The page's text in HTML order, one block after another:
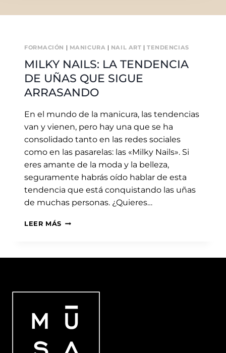
FORMACIÓN | MANICURA | NAIL ART |TENDENCIAS
MILKY NAILS: LA TENDENCIA
DE UÑAS QUE SIGUE
ARRASANDO
En el mundo de la manicura, las tendencias
van y vienen, pero hay una que se ha
consolidado tanto en las redes sociales
como en las pasarelas: las «Milky Nails». Si
eres amante de la moda y la belleza,
seguramente habrás oído hablar de esta
tendencia que está conquistando las uñas
de muchas personas. ¿Quieres…
LEER MÁS